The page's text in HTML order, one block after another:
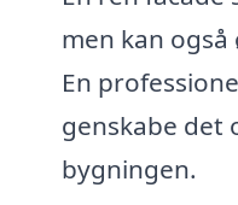
men kan
En
genskabe det
bygningen.